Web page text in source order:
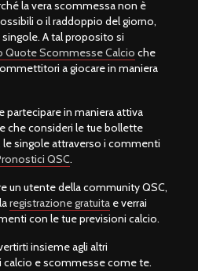
la vera scommessa non è
o il raddoppio del giorno,
A tal proposito si
Quote Scommesse Calcio che
a giocare in maniera
partecipare in maniera attiva
che consideri le tue bollette
singole attraverso i commenti
QSC.
un utente della community QSC,
registrazione gratuita e verrai
con le tue previsioni calcio.
insieme agli altri
e scommesse come te.